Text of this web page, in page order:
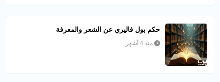
حكم بول فاليري عن الشعر والمعرفة
منذ 4 أشهر